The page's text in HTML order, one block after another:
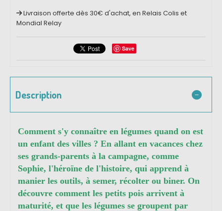
Livraison offerte dès 30€ d'achat, en Relais Colis et
Mondial Relay
Save
Description
Comment s'y connaître en légumes quand on est
un enfant des villes ? En allant en vacances chez
ses grands-parents à la campagne, comme
Sophie, l'héroïne de l'histoire, qui apprend à
manier les outils, à semer, récolter ou biner. On
découvre comment les petits pois arrivent à
maturité, et que les légumes se groupent par